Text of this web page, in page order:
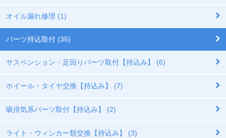
オイル漏れ修理 (1)
パーツ持込取付 (35)
サスペンション・足回りパーツ取付【持込み】 (6)
ホイール・タイヤ交換【持込み】 (7)
吸排気系パーツ取付【持込み】 (2)
ライト・ウィンカー類交換【持込み】 (3)